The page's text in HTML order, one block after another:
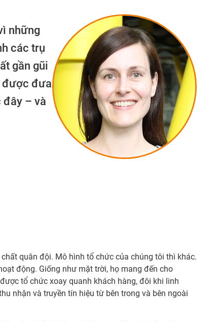
những
các trụ
gần gũi
được đưa
đây – và
quân đội. Mô hình tổ chức của chúng tôi thì khác.
động. Giống như mặt trời, họ mang đến cho
tổ chức xoay quanh khách hàng, đôi khi linh
nhận và truyền tín hiệu từ bên trong và bên ngoài